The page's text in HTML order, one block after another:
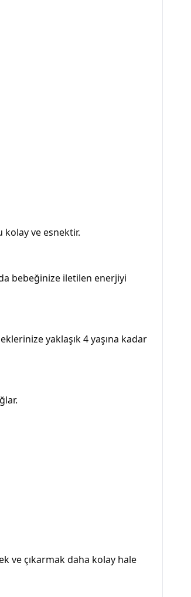
kolay ve esnektir.
bebeğinize iletilen enerjiyi
yaklaşık 4 yaşına kadar
ve çıkarmak daha kolay hale